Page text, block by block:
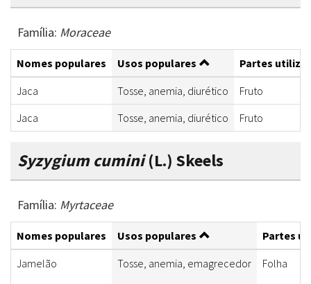
Família: Moraceae
Nomes populares Usos populares
Partes
Jaca
Tosse, anemia, diurético
Fruto
Jaca
Tosse, anemia, diurético Fruto
Syzygium cumini(L.) Skeels
Família: Myrtaceae
Nomes populares Usos populares
Partes
Jamelão
Tosse, anemia, emagrecedor Folha